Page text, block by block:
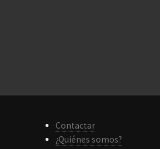
Contactar
¿Quiénes somos?